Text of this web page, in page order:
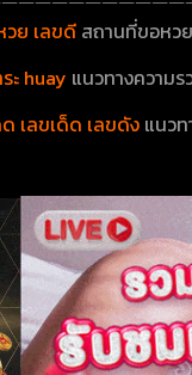
วย เลขดี สถานที่ขอหวย
ะ huay แนวทางความ
เลขเด็ด เลขดัง แนว